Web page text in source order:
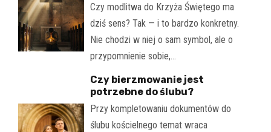
Czy modlitwa do Krzyża Świętego ma
dziś sens? Tak — i to bardzo konkretny.
Nie chodzi w niej o sam symbol, ale o
przypomnienie sobie,…
Czy bierzmowanie jest
potrzebne do ślubu?
Przy kompletowaniu dokumentów do
ślubu kościelnego temat wraca